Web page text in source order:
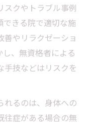
スクやトラブル事例
できる院で適切な施
やリラクゼーショ
、無資格者による
手技などはリスクを
れるのは、身体への
往症がある場合の無